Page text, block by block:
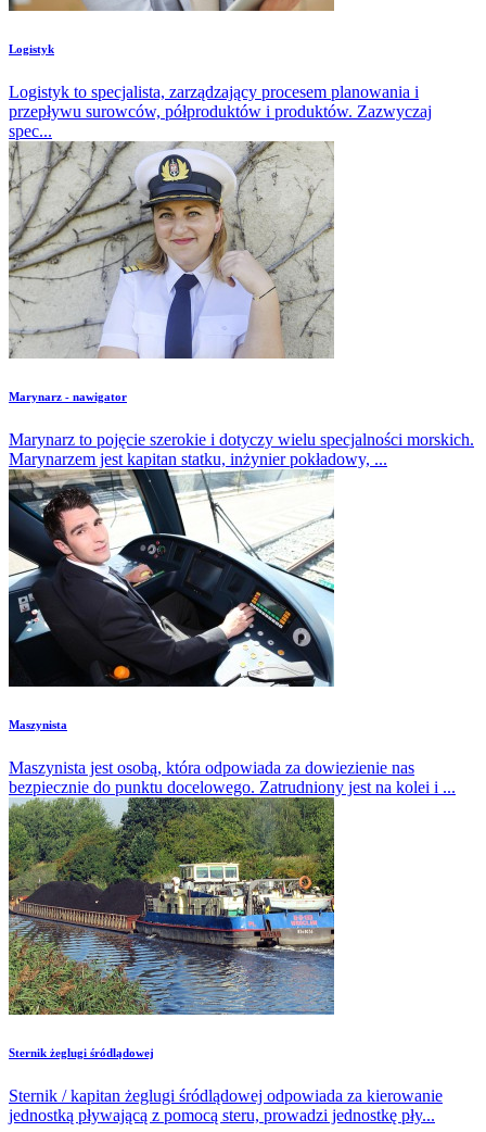
Logistyk
Logistyk to specjalista, zarządzający procesem planowania i
przepływu surowców, półproduktów i produktów. Zazwyczaj
spec...
Marynarz - nawigator
Marynarz to pojęcie szerokie i dotyczy wielu specjalności morskich.
Marynarzem jest kapitan statku, inżynier pokładowy, ...
Maszynista
Maszynista jest osobą, która odpowiada za dowiezienie nas
bezpiecznie do punktu docelowego. Zatrudniony jest na kolei i ...
Sternik żeglugi śródlądowej
Sternik / kapitan żeglugi śródlądowej odpowiada za kierowanie
jednostką pływającą z pomocą steru, prowadzi jednostkę pły...